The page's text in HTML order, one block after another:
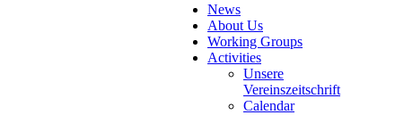
News
About Us
Working Groups
Activities
Unsere
Vereinszeitschrift
Calendar